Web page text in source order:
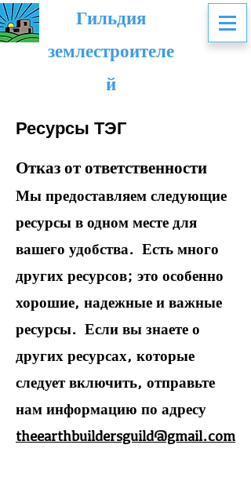
Гильдия
землестроителе
й
Ресурсы ТЭГ
Отказ от ответственности
Мы предоставляем следующие
ресурсы в одном месте для
вашего удобства. Есть много
других ресурсов; это особенно
хорошие, надежные и важные
ресурсы. Если вы знаете о
других ресурсах, которые
следует включить, отправьте
нам информацию по адресу
theearthbuildersguild@gmail.com